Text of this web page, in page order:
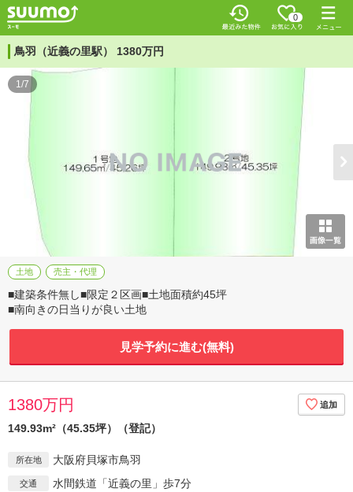
0
鳥羽（近義の里駅） 1380万円
1/7
土地 売主・代理
■建築条件無し■限定２区画■土地面積約45坪
■南向きの日当りが良い土地
見学予約に進む(無料)
1380万円
149.93m²（45.35坪）（登記）
所在地 大阪府貝塚市鳥羽
交通
水間鉄道「近義の里」歩7分